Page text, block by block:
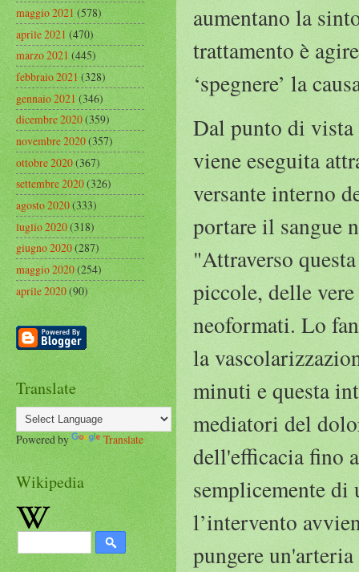
aumentano la
trattamento è
‘spegnere’ la
Dal punto di vista
viene eseguita
versante interno
portare il sangue
"Attraverso
piccole, delle
neoformati. Lo
la
minuti e questa
mediatori del
dell'efficacia fino
semplicemente di
l’intervento
pungere
maggio 2021(578)
aprile 2021(470)
marzo 2021(445)
febbraio 2021(328)
gennaio 2021(346)
dicembre 2020(359)
novembre 2020(357)
ottobre 2020(367)
settembre 2020(326)
agosto 2020(333)
luglio 2020(318)
giugno 2020(287)
maggio 2020(254)
aprile 2020(90)
Translate
Powered by Translate
Wikipedia